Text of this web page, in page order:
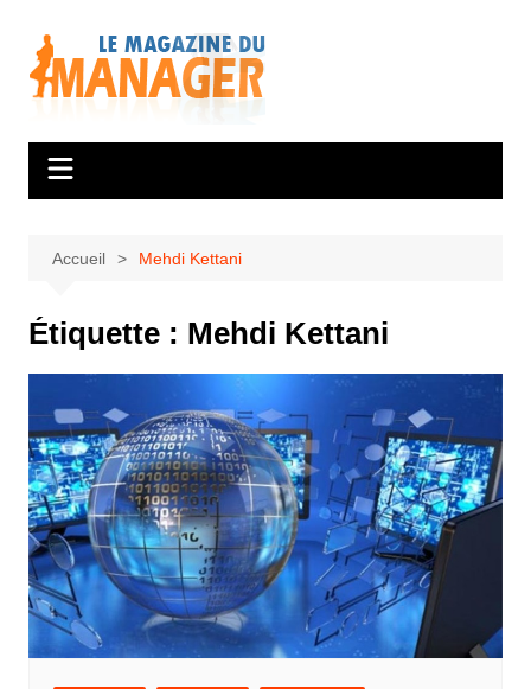
contenu
Accueil Mehdi Kettani
Étiquette : Mehdi Kettani